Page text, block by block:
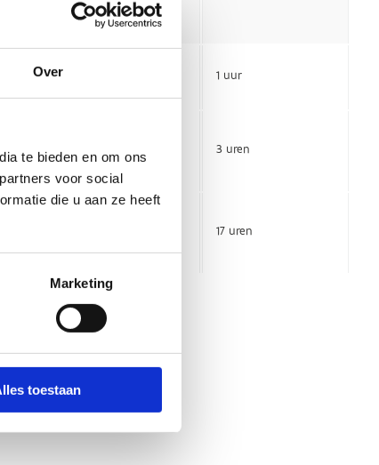
Over
te bieden en om ons
voor social
die u aan ze heeft
Marketing
toestaan